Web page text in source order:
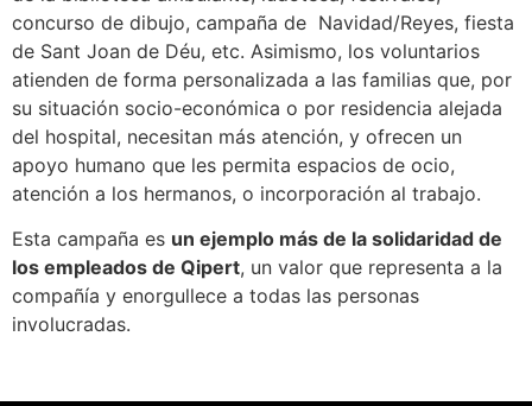
concurso de dibujo, campaña de Navidad/Reyes, fiesta
de Sant Joan de Déu, etc. Asimismo, los voluntarios
atienden de forma personalizada a las familias que, por
su situación socio-económica o por residencia alejada
del hospital, necesitan más atención, y ofrecen un
apoyo humano que les permita espacios de ocio,
atención a los hermanos, o incorporación al trabajo.
Esta campaña es un ejemplo más de la solidaridad de
los empleados de Qipert, un valor que representa a la
compañía y enorgullece a todas las personas
involucradas.